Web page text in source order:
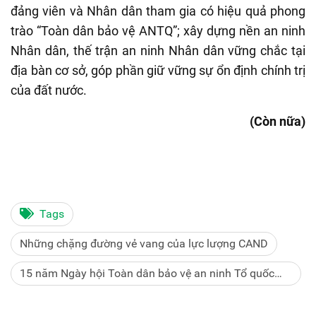
đảng viên và Nhân dân tham gia có hiệu quả phong
trào “Toàn dân bảo vệ ANTQ”; xây dựng nền an ninh
Nhân dân, thế trận an ninh Nhân dân vững chắc tại
địa bàn cơ sở, góp phần giữ vững sự ổn định chính trị
của đất nước.
(Còn nữa)
Tags
Những chặng đường vẻ vang của lực lượng CAND
15 năm Ngày hội Toàn dân bảo vệ an ninh Tổ quốc